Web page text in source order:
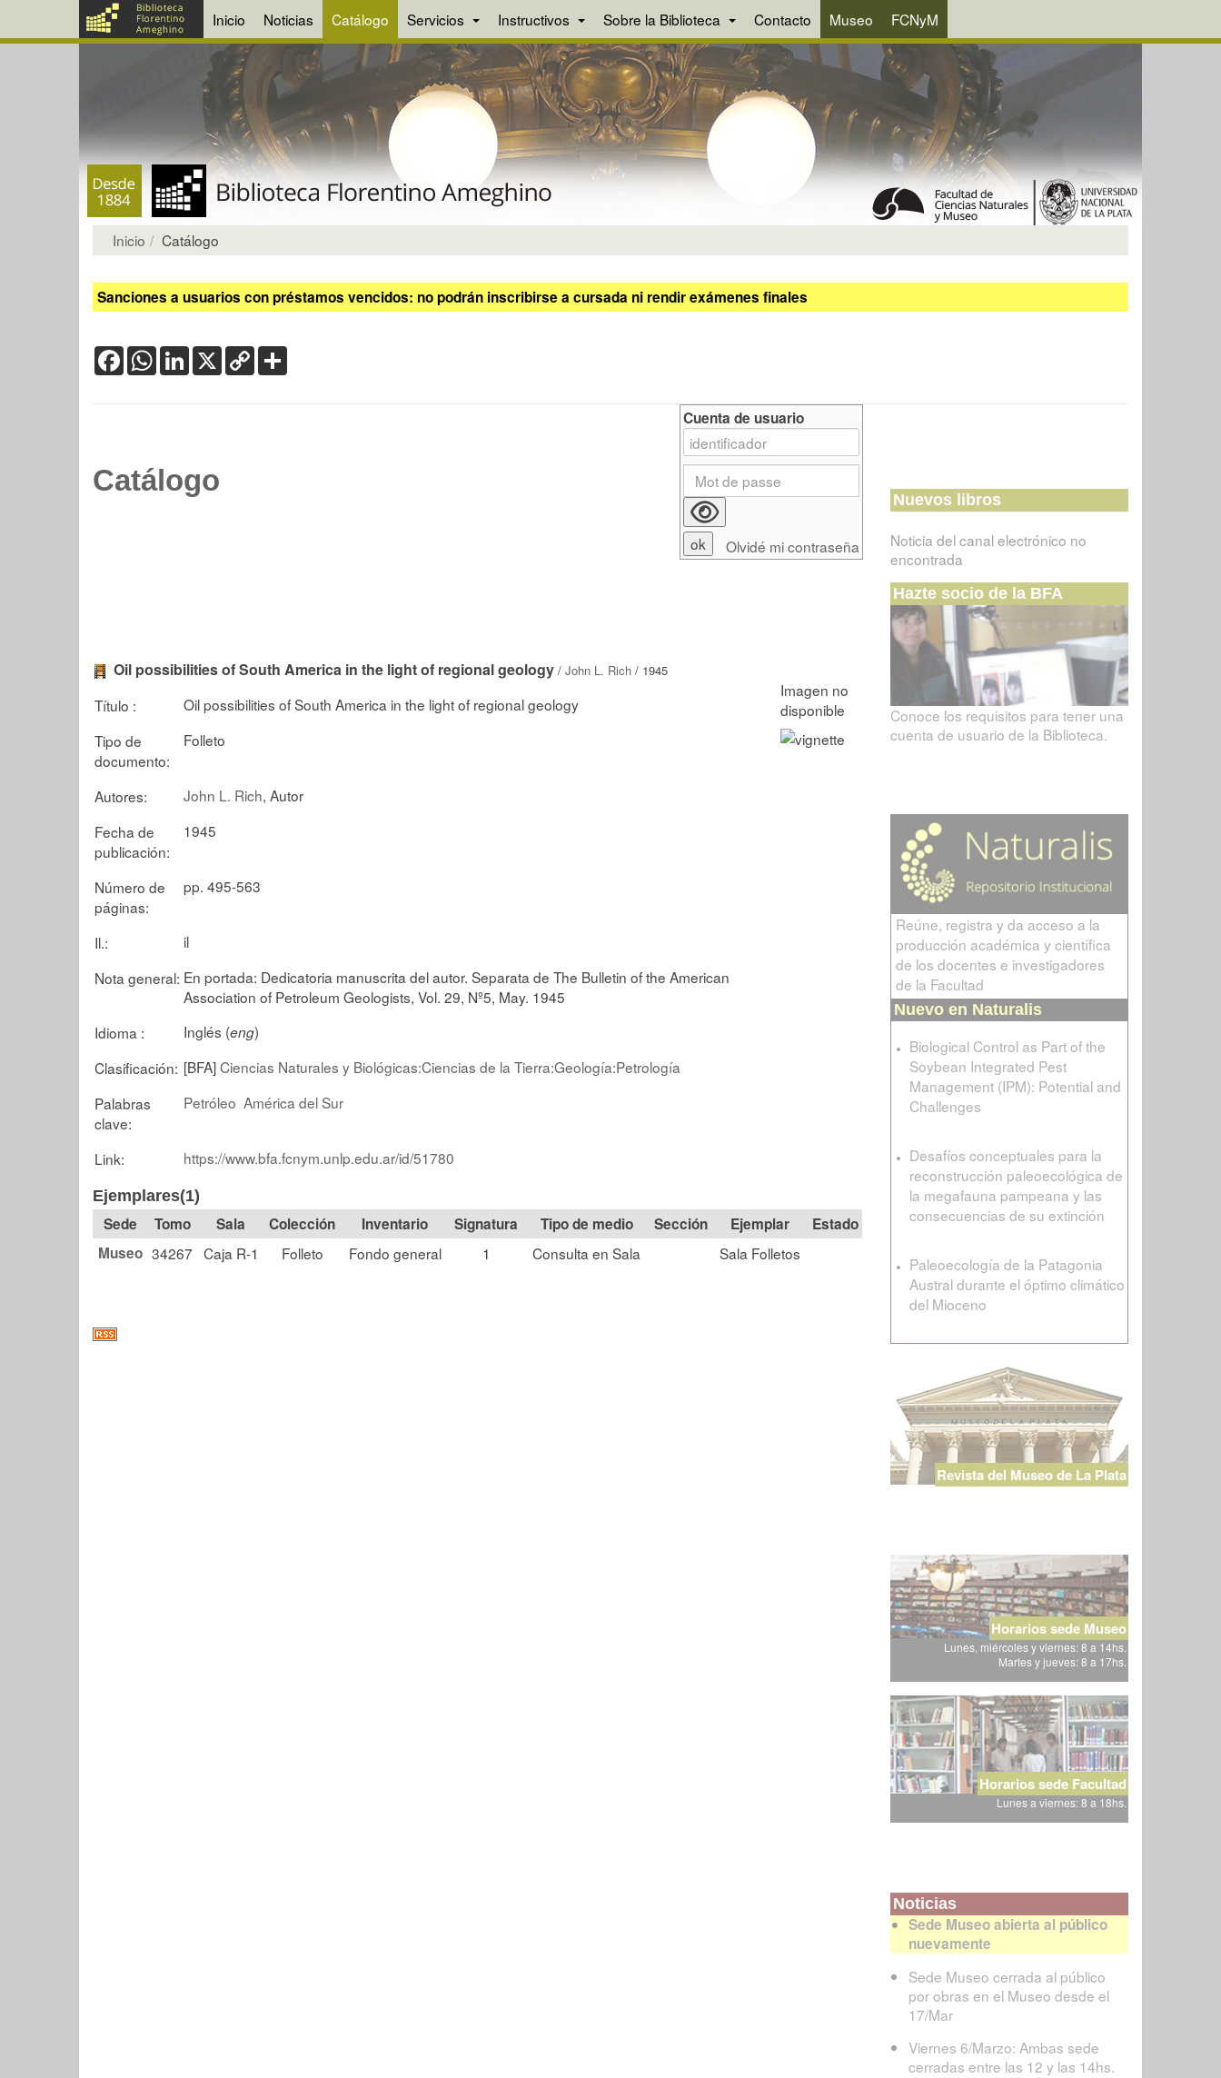
Inicio Noticias Catálogo Servicios Instructivos Sobre la Biblioteca Contacto Museo FCNyM
Inicio Catálogo
Sanciones a usuarios con préstamos vencidos: no podrán inscribirse a cursada ni rendir exámenes finales
FacebookWhatsApp
LinkedIn
X Copy
Link
Catálogo
Oil possibilities of South America in the light of regional geology / John L. Rich / 1945
Título :
Oil possibilities of South America in the light of regional geology
Tipo de
documento:
Folleto
Autores: John L. Rich, Autor
Fecha de
publicación:
1945
Número de
páginas:
pp. 495-563
Il.:
il
Nota general: En portada: Dedicatoria manuscrita del autor. Separata de The Bulletin of the American
Association of Petroleum Geologists, Vol. 29, Nº5, May. 1945
Idioma :
Inglés (eng)
Clasificación: [BFA]Ciencias Naturales y Biológicas:Ciencias de la Tierra:Geología:Petrología
Palabras
clave:
Petróleo América del Sur
Link: https://www.bfa.fcnym.unlp.edu.ar/id/51780
Ejemplares(1)
Tomo Sala Colección Signatura Tipo de medio Sección
Estado
Museo 34267 Caja R-1 Folleto Fondo general 1 Consulta en Sala Sala Folletos
Cuenta de usuario
Olvidé mi contraseña
Nuevos libros
Noticia del canal electrónico no
encontrada
Hazte socio de la BFA
Conoce los requisitos para tener una
cuenta de usuario de la Biblioteca.
Reúne, registra y da acceso a la
producción académica y científica
de los docentes e investigadores
de la Facultad
Nuevo en Naturalis
Biological Control as Part of the
Soybean Integrated Pest
Management (IPM): Potential and
Challenges
Desafíos conceptuales para la
reconstrucción paleoecológica de
la megafauna pampeana y las
consecuencias de su extinción
Paleoecología de la Patagonia
Austral durante el óptimo climático
del Mioceno
Revista del Museo de La Plata
Horarios sede Museo
Lunes, miércoles y viernes: 8 a 14hs.
Martes y jueves: 8 a 17hs.
Horarios sede Facultad
Lunes a viernes: 8 a 18hs.
Noticias
Sede Museo abierta al público
nuevamente
Sede Museo cerrada al público
por obras en el Museo desde el
17/Mar
Viernes 6/Marzo: Ambas sede
cerradas entre las 12 y las 14hs.